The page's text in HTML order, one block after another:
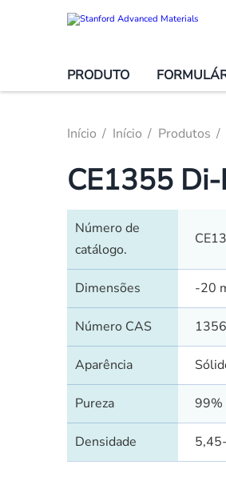
PRODUTO
Início Início Produtos
CE1355
Número de
catálogo.
Dimensões -20
Número CAS
Aparência
Pureza 99%
Densidade